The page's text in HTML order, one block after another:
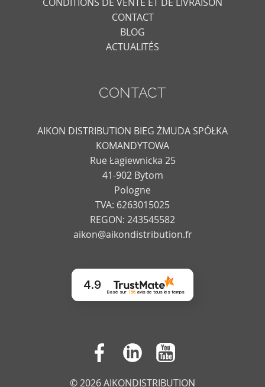
CONTACT
BLOG
ACTUALITÉS
CONTACT
AIKON DISTRIBUTION BIEG ŻMUDA SPÓŁKA
KOMANDYTOWA
Rue Łagiewnicka 25
41-902 Bytom
Pologne
TVA: 6263015025
REGON: 243545582
aikon@aikondistribution.fr
4.9
Basé sur 156avis de tous les temps
© 2026 AIKONDISTRIBUTION